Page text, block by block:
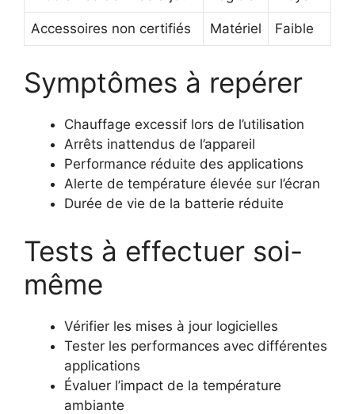
Accessoires non certifiés Matériel Faible
Symptômes à repérer
Chauffage excessif lors de l’utilisation
Arrêts inattendus de l’appareil
Performance réduite des applications
Alerte de température élevée sur l’écran
Durée de vie de la batterie réduite
Tests à effectuer soi-
même
Vérifier les mises à jour logicielles
Tester les performances avec différentes
applications
Évaluer l’impact de la température
ambiante